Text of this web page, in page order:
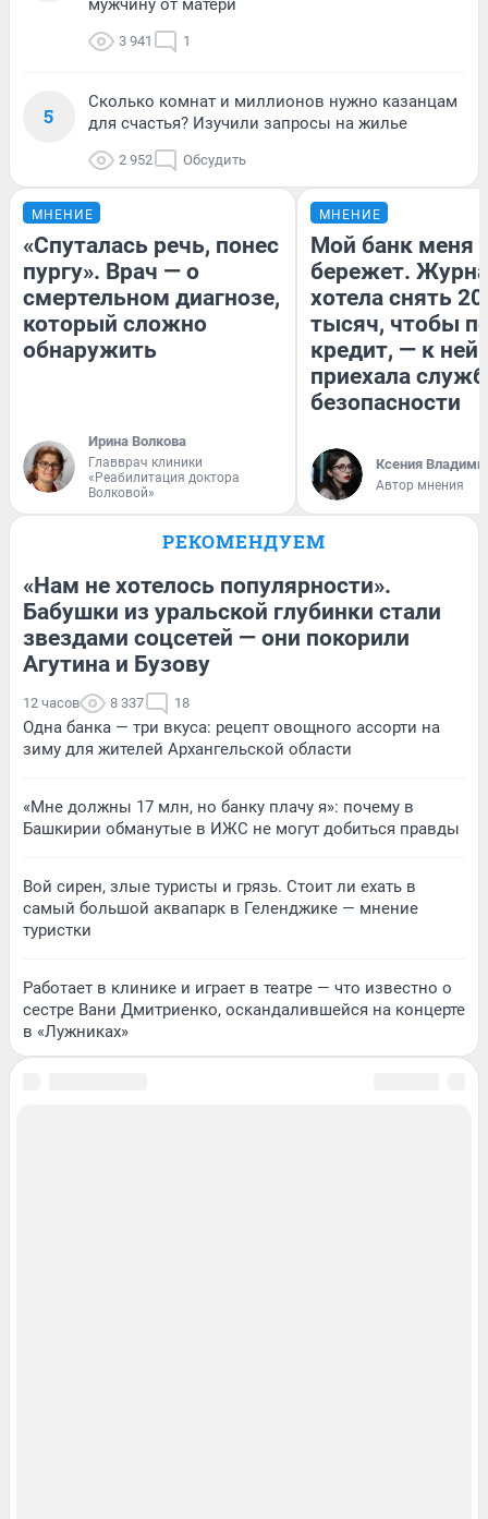
мужчину от матери
3 941 1
5
Сколько комнат и миллионов нужно казанцам
для счастья? Изучили запросы на жилье
2 952 Обсудить
МНЕНИЕ
«Спуталась речь, понес
пургу». Врач — о
смертельном диагнозе,
который сложно
обнаружить
Ирина Волкова
Главврач клиники
«Реабилитация доктора
Волковой»
МНЕНИЕ
Мой банк меня
бережет.
хотела снять
тысяч, чтобы
кредит, — к
приехала
безопасности
Ксения
Автор мнения
РЕКОМЕНДУЕМ
«Нам не хотелось популярности».
Бабушки из уральской глубинки стали
звездами соцсетей — они покорили
Агутина и Бузову
12 часов 8 337 18
Одна банка — три вкуса: рецепт овощного ассорти на
зиму для жителей Архангельской области
«Мне должны 17 млн, но банку плачу я»: почему в
Башкирии обманутые в ИЖС не могут добиться правды
Вой сирен, злые туристы и грязь. Стоит ли ехать в
самый большой аквапарк в Геленджике — мнение
туристки
Работает в клинике и играет в театре — что известно о
сестре Вани Дмитриенко, оскандалившейся на концерте
в «Лужниках»